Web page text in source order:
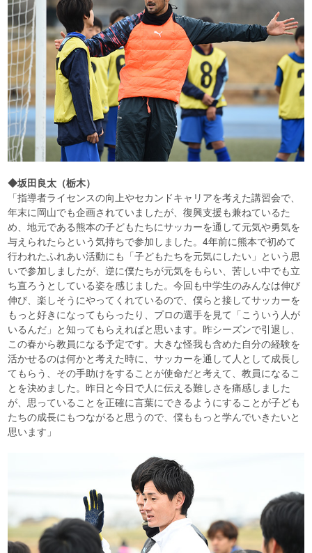
◆坂田良太（栃木）
「指導者ライセンスの向上やセカンドキャリアを考えた講習会で、
年末に岡山でも企画されていましたが、復興支援も兼ねているた
め、地元である熊本の子どもたちにサッカーを通して元気や勇気を
与えられたらという気持ちで参加しました。4年前に熊本で初めて
行われたふれあい活動にも「子どもたちを元気にしたい」という思
いで参加しましたが、逆に僕たちが元気をもらい、苦しい中でも立
ち直ろうとしている姿を感じました。今回も中学生のみんなは伸び
伸び、楽しそうにやってくれているので、僕らと接してサッカーを
もっと好きになってもらったり、プロの選手を見て「こういう人が
いるんだ」と知ってもらえればと思います。昨シーズンで引退し、
この春から教員になる予定です。大きな怪我も含めた自分の経験を
活かせるのは何かと考えた時に、サッカーを通して人として成長し
てもらう、その手助けをすることが使命だと考えて、教員になるこ
とを決めました。昨日と今日で人に伝える難しさを痛感しました
が、思っていることを正確に言葉にできるようにすることが子ども
たちの成長にもつながると思うので、僕ももっと学んでいきたいと
思います」